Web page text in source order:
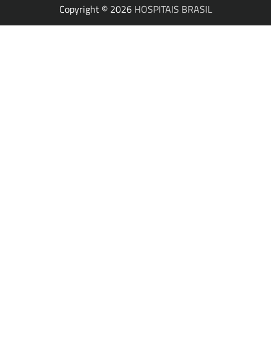
Copyright © 2026 HOSPITAIS BRASIL